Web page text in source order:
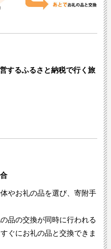
するふるさと納税で行く旅
やお礼の品を選び、寄附手
品の交換が同時に行われる
ぐにお礼の品と交換できま